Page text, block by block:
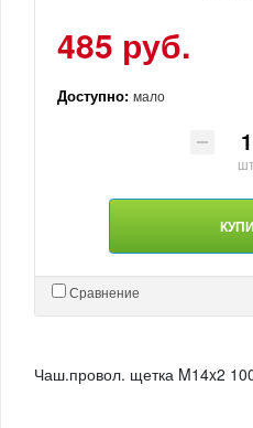
485 руб.
Доступно: мало
шт
Сравнение
Чаш.провол. щетка M14x2